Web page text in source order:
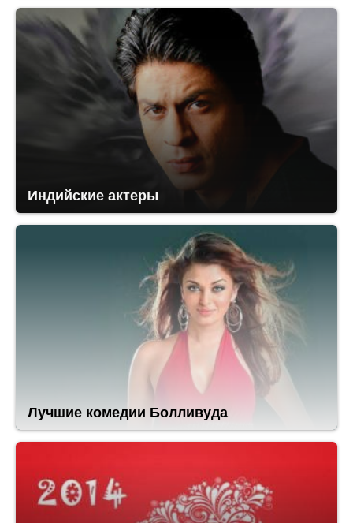
Индийские актеры
Лучшие комедии Болливуда